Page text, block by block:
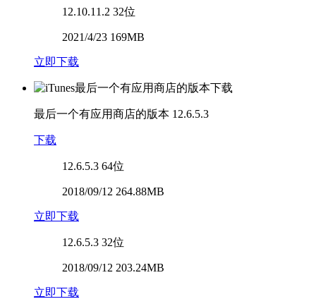
12.10.11.2 32位
2021/4/23 169MB
立即下载
最后一个有应用商店的版本 12.6.5.3
下载
12.6.5.3 64位
2018/09/12 264.88MB
立即下载
12.6.5.3 32位
2018/09/12 203.24MB
立即下载